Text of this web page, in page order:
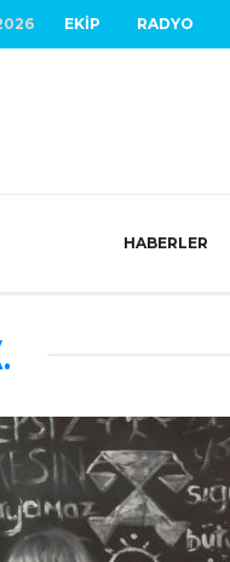
EKIP RADYO
HABERLER